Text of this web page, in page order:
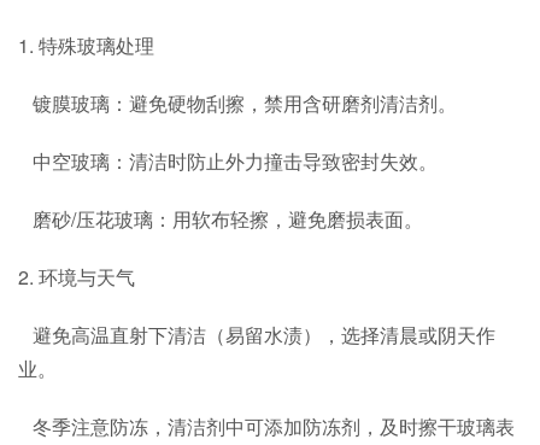
1. 特殊玻璃处理
镀膜玻璃：避免硬物刮擦，禁用含研磨剂清洁剂。
中空玻璃：清洁时防止外力撞击导致密封失效。
磨砂/压花玻璃：用软布轻擦，避免磨损表面。
2. 环境与天气
避免高温直射下清洁（易留水渍），选择清晨或阴天作
业。
冬季注意防冻，清洁剂中可添加防冻剂，及时擦干玻璃表